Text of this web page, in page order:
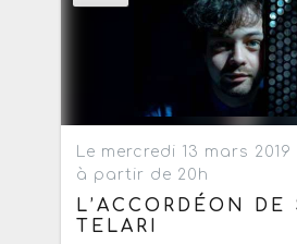
Le mercredi 13 mars 2019
à partir de 20h
L’ACCORDÉON DE
TELARI